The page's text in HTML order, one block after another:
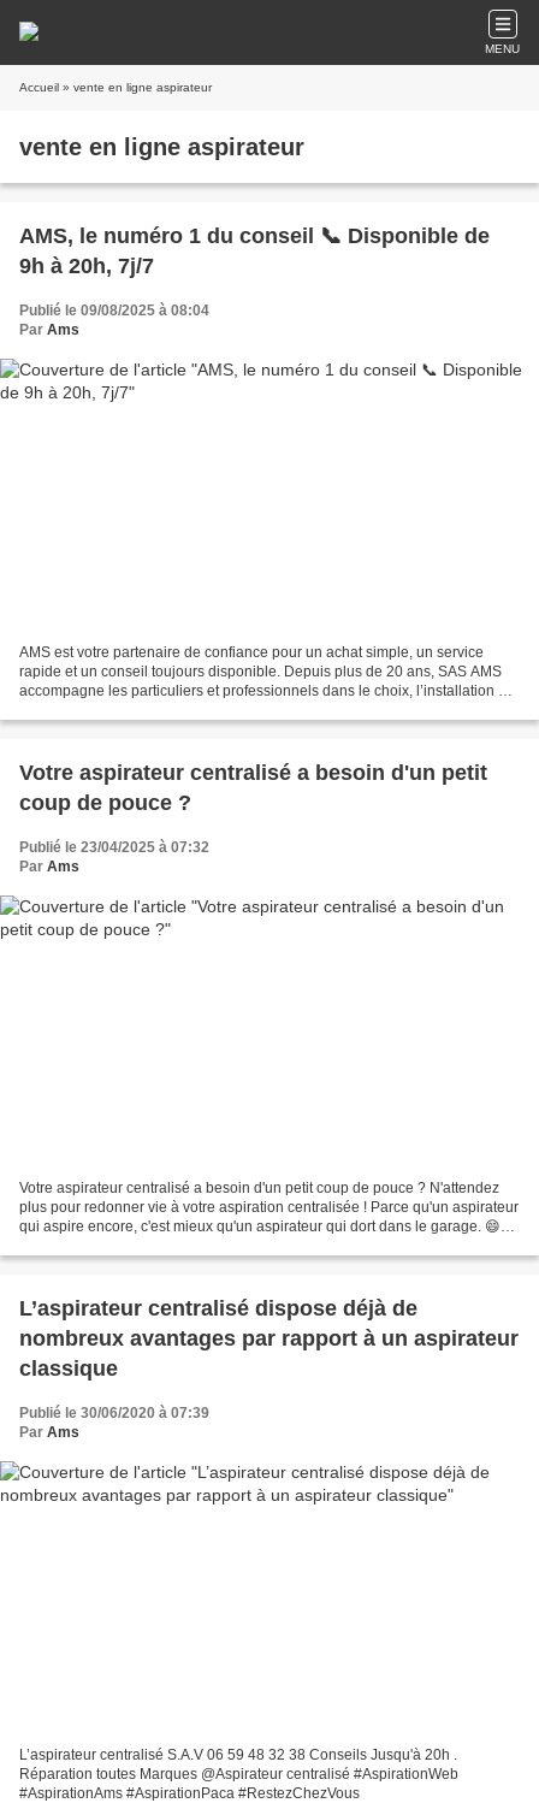
MENU
Accueil » vente en ligne aspirateur
vente en ligne aspirateur
AMS, le numéro 1 du conseil 📞 Disponible de
9h à 20h, 7j/7
Publié le 09/08/2025 à 08:04
Par Ams
AMS est votre partenaire de confiance pour un achat simple, un service
rapide et un conseil toujours disponible. Depuis plus de 20 ans, SAS AMS
accompagne les particuliers et professionnels dans le choix, l’installation et
Votre aspirateur centralisé a besoin d'un petit
coup de pouce ?
Publié le 23/04/2025 à 07:32
Par Ams
Votre aspirateur centralisé a besoin d'un petit coup de pouce ? N'attendez
plus pour redonner vie à votre aspiration centralisée ! Parce qu'un aspirateur
qui aspire encore, c'est mieux qu'un aspirateur qui dort dans le garage. 😄
L’aspirateur centralisé dispose déjà de
nombreux avantages par rapport à un aspirateur
classique
Publié le 30/06/2020 à 07:39
Par Ams
L’aspirateur centralisé S.A.V 06 59 48 32 38 Conseils Jusqu'à 20h .
Réparation toutes Marques @Aspirateur centralisé #AspirationWeb
#AspirationAms #AspirationPaca #RestezChezVous